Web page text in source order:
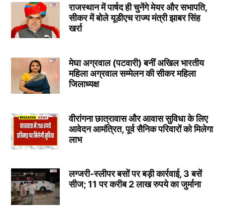
राजस्थान में पार्षद ही चुनेंगे मेयर और सभापति,
सीकर में बोले यूडीएच राज्य मंत्री झाबर सिंह
खर्रा
मेघा अग्रवाल (पटवारी) बनीं अखिल भारतीय
महिला अग्रवाल सम्मेलन की सीकर महिला
जिलाध्यक्ष
वीरांगना छात्रावास और आवास सुविधा के लिए
आवेदन आमंत्रित, पूर्व सैनिक परिवारों को मिलेगा
लाभ
लग्जरी-स्लीपर बसों पर बड़ी कार्रवाई, 3 बसें
सीज; 11 पर करीब 2 लाख रुपये का जुर्माना